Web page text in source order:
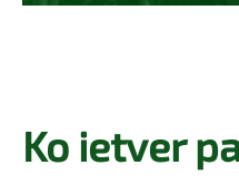
Ko ietver